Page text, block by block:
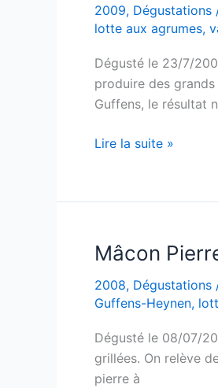
Heynen
–
2009, Dégustations
lotte aux agrumes,
Dégusté le 23/7/
produire des grands
Guffens, le résultat
Pouilly-
Tête
Cuvée
–
Verget
–
Lire la suite »
Mâcon
2008, Dégustations
Guffens-Heynen,
Dégusté le 08/07/
grillées. On relève
pierre à